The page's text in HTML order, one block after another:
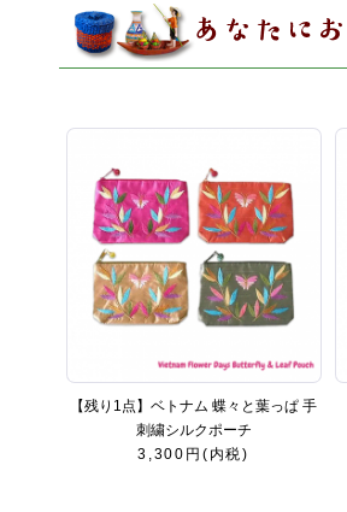
【残り1点】ベトナム 蝶々と葉っぱ 手
刺繍シルクポーチ
3,300円(内税)